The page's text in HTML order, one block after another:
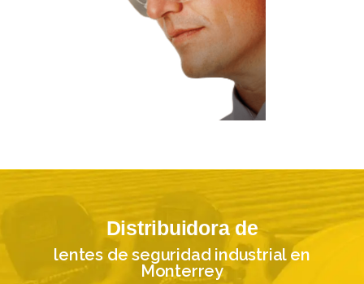
Distribuidora de
lentes de seguridad industrial en
Monterrey